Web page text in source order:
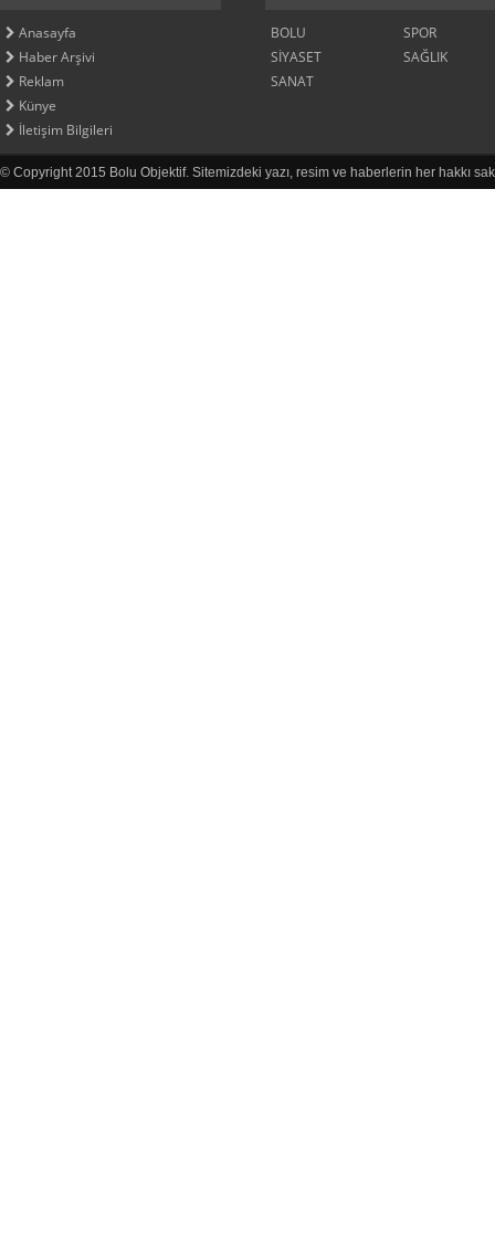
Anasayfa
Haber Arşivi
Reklam
Künye
İletişim Bilgileri
BOLU
SPOR
SİYASET
SAĞLIK
SANAT
© Copyright 2015 Bolu Objektif. Sitemizdeki yazı, resim ve haberlerin her hakkı